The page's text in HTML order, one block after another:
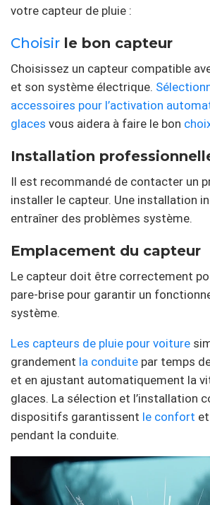
votre capteur de pluie :
Choisir le bon capteur
Choisissez un capteur compatible
et son système électrique.
accessoires pour l’activation
glaces vous aidera à faire le bon
Installation
Il est recommandé de contacter un
installer le capteur. Une installation
entraîner des problèmes système.
Emplacement du capteur
Le capteur doit être correctement
pare-brise pour garantir un
système.
Les capteurs de pluie pour voiture
grandement la conduite par temps
et en ajustant automatiquement la
glaces. La sélection et l’installation
dispositifs garantissent le confort et
pendant la conduite.